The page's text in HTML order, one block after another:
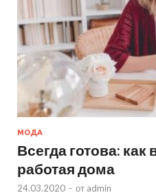
МОДА
Всегда готова:
работая дома
24.03.2020 - от admin